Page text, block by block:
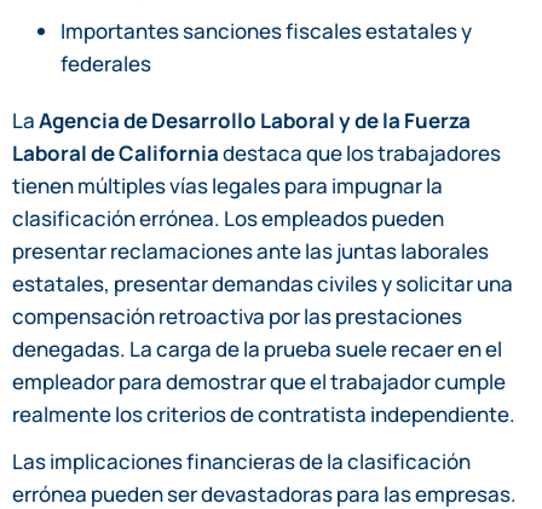
Importantes sanciones fiscales estatales y
federales
LaAgencia de Desarrollo Laboral y de la Fuerza
Laboral de Californiadestaca que los trabajadores
tienen múltiples vías legales para impugnar la
clasificación errónea. Los empleados pueden
presentar reclamaciones ante las juntas laborales
estatales, presentar demandas civiles y solicitar una
compensación retroactiva por las prestaciones
denegadas. La carga de la prueba suele recaer en el
empleador para demostrar que el trabajador cumple
realmente los criterios de contratista independiente.
Las implicaciones financieras de la clasificación
errónea pueden ser devastadoras para las empresas.